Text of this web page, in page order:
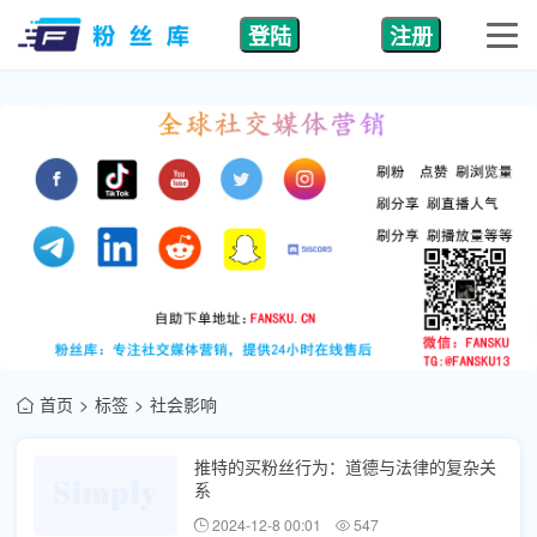
登陆 注册
首页 标签 社会影响
推特的买粉丝行为：道德与法律的复杂关
系
2024-12-8 00:01 547